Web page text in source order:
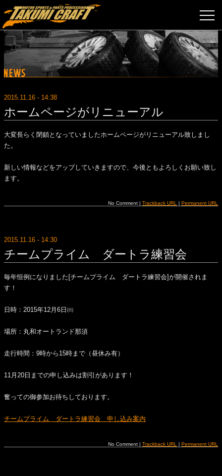
2015.11.16 - 14:38
ホームページがリニューアル
大変長らく閉鎖となっていましたホームページがリニューアル致しまし
た。
新しい情報などをアップしていきますので、今後ともよろしくお願い致し
ます。
No Comment | Trackback URL | Permanent URL
2015.11.16 - 14:30
チームプライム ダートラ練習会
毎年恒例になりました[チームプライム ダートラ練習会]が開催されま
す！
日時：2015年12月6日㈰
場所：丸和オートランド那須
走行時間：9時から15時まで（昼休み有）
11月20日までの申し込みは割引があります！
奮っての御参加お待ちしております。
チームプライム ダートラ練習会 申し込み案内
No Comment | Trackback URL | Permanent URL